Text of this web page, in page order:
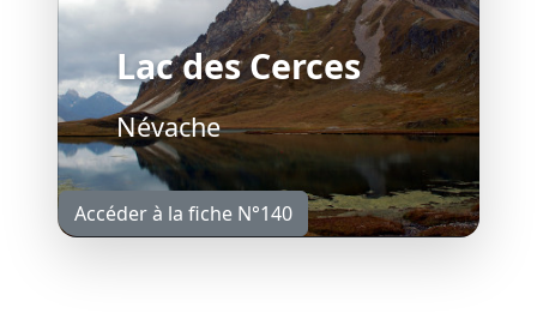
Lac des Cerces
Névache
Accéder à la fiche N°140